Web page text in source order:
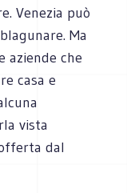
Venezia può
Ma
aziende che
casa e
vista
dal